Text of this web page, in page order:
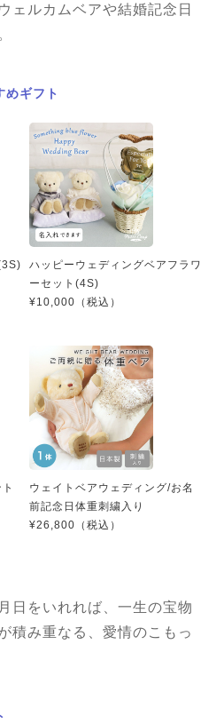
ェルカムベアや結婚記念日
めギフト
ハッピーウェディングベアフラワ
ーセット(4S)
¥10,000（税込）
ウェイトベアウェディング/お名
前記念日体重刺繍入り
¥26,800（税込）
日をいれれば、一生の宝物
積み重なる、愛情のこもっ